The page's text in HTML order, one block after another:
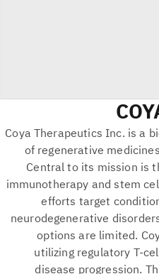
Coya Therapeutics Inc. is a
of regenerative
Central to its mission is
immunotherapy and stem
efforts target
neurodegenerative
options are limited.
utilizing regulatory T-
disease progression.